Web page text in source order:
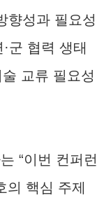
향성과 필요성
군 협력 생태
교류 필요성
“이번 컨퍼런
의 핵심 주제